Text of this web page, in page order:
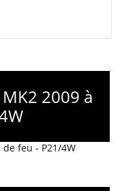
2009 à
feu - P21/4W